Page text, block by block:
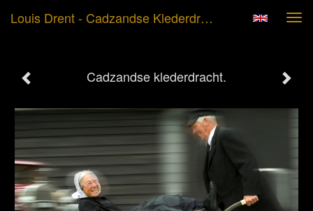
Louis Drent - Cadzandse Klederdracht.
Cadzandse klederdracht.